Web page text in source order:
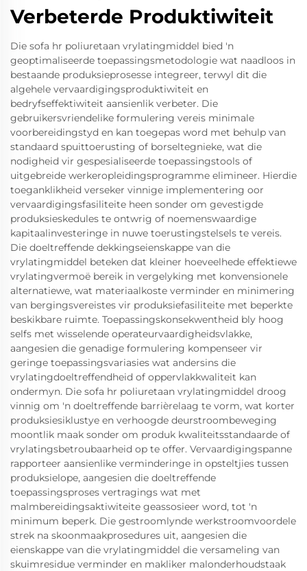
Verbeterde Produktiwiteit
Die sofa hr poliuretaan vrylatingmiddel bied 'n
geoptimaliseerde toepassingsmetodologie wat naadloos in
bestaande produksieprosesse integreer, terwyl dit die
algehele vervaardigingsproduktiwiteit en
bedryfseffektiwiteit aansienlik verbeter. Die
gebruikersvriendelike formulering vereis minimale
voorbereidingstyd en kan toegepas word met behulp van
standaard spuittoerusting of borseltegnieke, wat die
nodigheid vir gespesialiseerde toepassingstools of
uitgebreide werkeropleidingsprogramme elimineer. Hierdie
toeganklikheid verseker vinnige implementering oor
vervaardigingsfasiliteite heen sonder om gevestigde
produksieskedules te ontwrig of noemenswaardige
kapitaalinvesteringe in nuwe toerustingstelsels te vereis.
Die doeltreffende dekkingseienskappe van die
vrylatingmiddel beteken dat kleiner hoeveelhede effektiewe
vrylatingvermoë bereik in vergelyking met konvensionele
alternatiewe, wat materiaalkoste verminder en minimering
van bergingsvereistes vir produksiefasiliteite met beperkte
beskikbare ruimte. Toepassingskonsekwentheid bly hoog
selfs met wisselende operateurvaardigheidsvlakke,
aangesien die genadige formulering kompenseer vir
geringe toepassingsvariasies wat andersins die
vrylatingdoeltreffendheid of oppervlakkwaliteit kan
ondermyn. Die sofa hr poliuretaan vrylatingmiddel droog
vinnig om 'n doeltreffende barrièrelaag te vorm, wat korter
produksiesiklustye en verhoogde deurstroombeweging
moontlik maak sonder om produk kwaliteitsstandaarde of
vrylatingsbetroubaarheid op te offer. Vervaardigingspanne
rapporteer aansienlike verminderinge in opsteltjies tussen
produksielope, aangesien die doeltreffende
toepassingsproses vertragings wat met
malmbereidingsaktiwiteite geassosieer word, tot 'n
minimum beperk. Die gestroomlynde werkstroomvoordele
strek na skoonmaakprosedures uit, aangesien die
eienskappe van die vrylatingmiddel die versameling van
skuimresidue verminder en makliker malonderhoudstaak